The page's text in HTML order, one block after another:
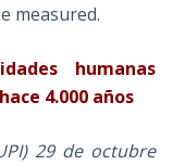
measured.
humanas
4.000 años
29 de octubre